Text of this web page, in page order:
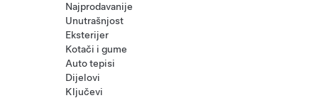
Najprodavanije
Unutrašnjost
Eksterijer
Kotači i gume
Auto tepisi
Dijelovi
Ključevi